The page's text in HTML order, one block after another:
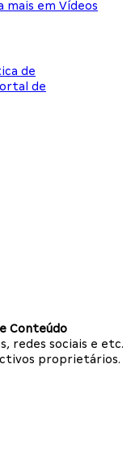
mais em Vídeos
de
de
Conteúdo
redes sociais e etc.
proprietários.